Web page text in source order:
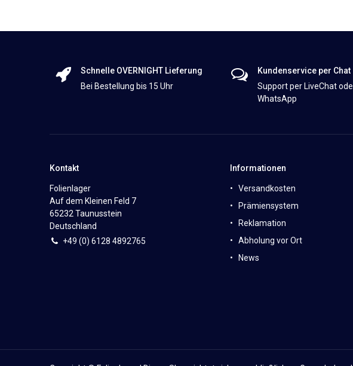
Schnelle OVERNIGHT Lieferung
Bei Bestellung bis 15 Uhr
Kundenservice per Chat
Support per LiveChat
WhatsApp
Kontakt
Folienlager
Auf dem Kleinen Feld 7
65232 Taunusstein
Deutschland
+49 (0) 6128 4892765
Informationen
Versandkosten
Prämiensystem
Reklamation
Abholung vor Ort
News